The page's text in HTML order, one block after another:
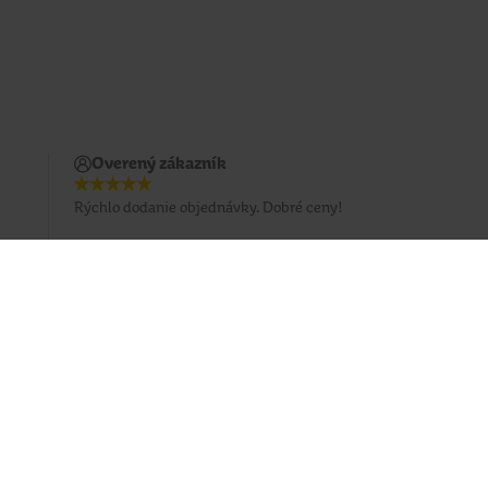
Overený zákazník
Rýchlo dodanie objednávky. Dobré ceny!